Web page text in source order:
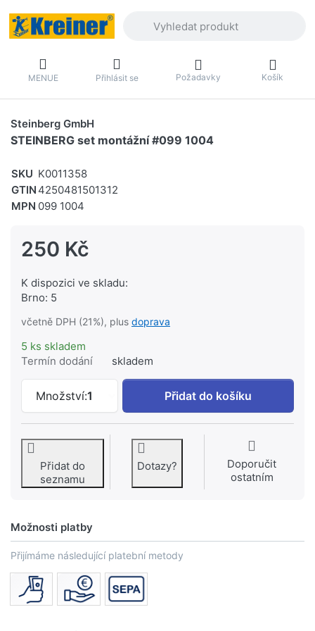
MENUE Přihlásit se Požadavky Košík
Steinberg GmbH
STEINBERG set montážní #099 1004
SKU K0011358
GTIN 4250481501312
MPN 099 1004
250 Kč
K dispozici ve skladu:
Brno: 5
včetně DPH (21%), plus doprava
5 ks skladem
Termín dodání
skladem
Množství:1
STEINBERG set montážní #099 1004
Přidat do košíku
Přidat do
seznamu
Dotazy?
Doporučit
ostatním
Možnosti platby
Přijímáme následující platební metody